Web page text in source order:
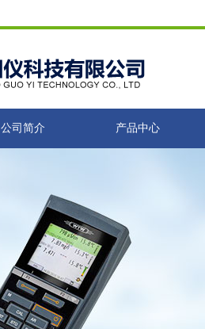
公司简介 产品中心